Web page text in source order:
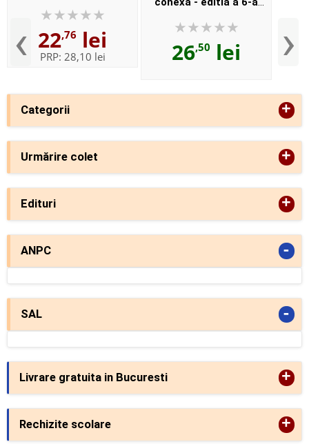
Categorii +
Urmărire colet +
Edituri +
ANPC -
SAL -
‹
puzzle, stikere si poster
22,76 lei
PRP: 28,10 lei
2016. Ghidul
contraventiilor rutiere
26,50 lei ›
Livrare gratuita in Bucuresti +
Rechizite scolare +